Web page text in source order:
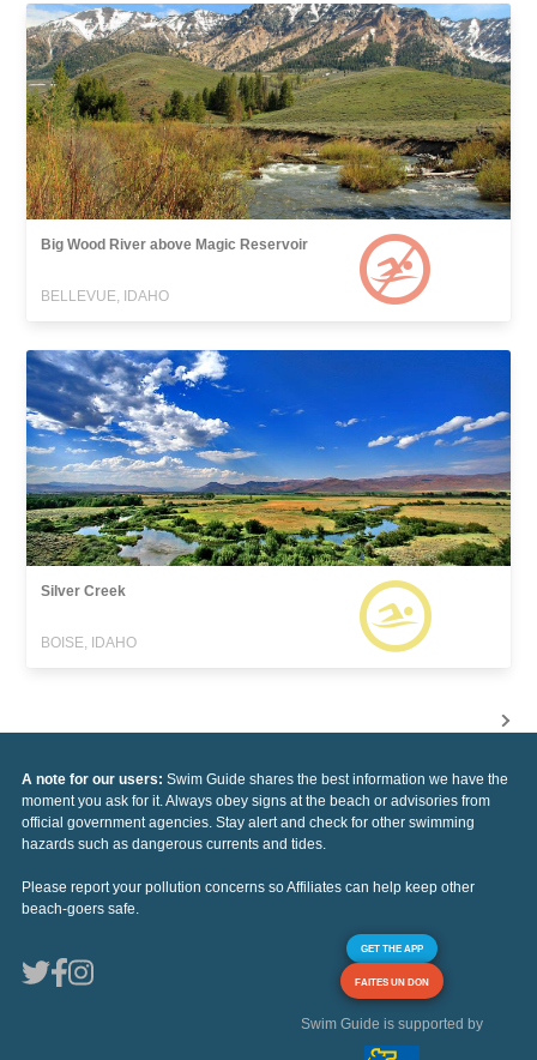
Big Wood River above Magic Reservoir
BELLEVUE, IDAHO
Silver Creek
BOISE, IDAHO
A note for our users: Swim Guide shares the best information we have the
moment you ask for it. Always obey signs at the beach or advisories from
official government agencies. Stay alert and check for other swimming
hazards such as dangerous currents and tides.
Please report your pollution concerns so Affiliates can help keep other
beach-goers safe.
GET THE APP
FAITES UN DON
Swim Guide is supported by